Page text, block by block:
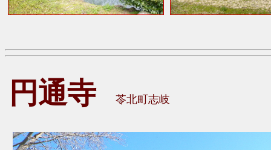
円通寺 苓北町志岐